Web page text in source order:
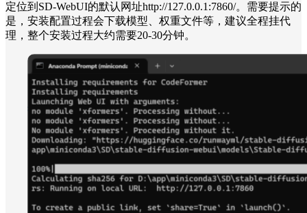
定位到SD-WebUI的默认网址http://127.0.0.1:7860/。需要提示的
是，安装配置过程会下载模型、权重文件等，建议全程挂代
理，整个安装过程大约需要20-30分钟。